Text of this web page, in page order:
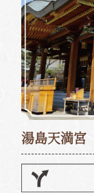
湯島天満宮